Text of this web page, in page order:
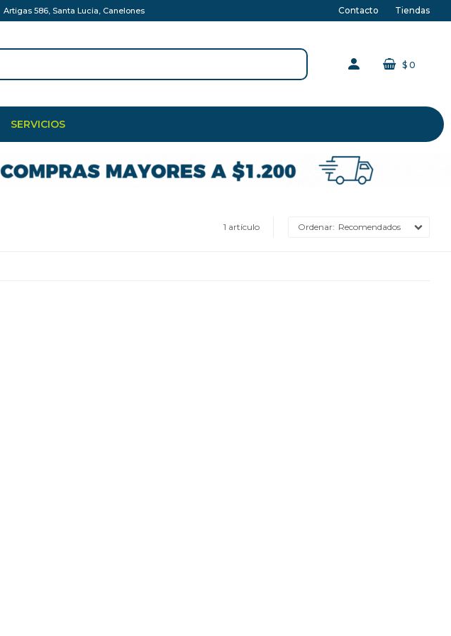
SERVICIOS
$ 0
Artigas 586, Santa Lucia, Canelones Contacto Tiendas
1 artículo Recomendados